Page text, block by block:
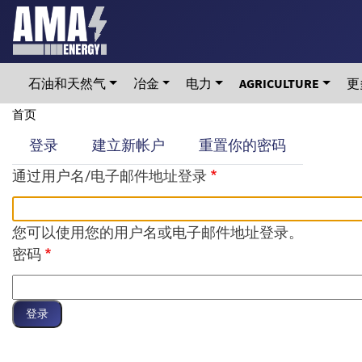
Skip
main
content石油和天然气 冶金 电力 AGRICULTURE
Breadcrumb
首页
Primary
tabs
登录 建立新帐户
重置你的密码
通过用户名/电子邮件地址登录
您可以使用您的用户名或电子邮件地址登录。
密码